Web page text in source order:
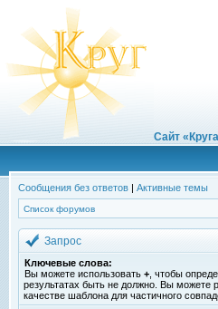
Сайт
Сообщения без ответов | Активные темы
Список форумов
Запрос
Ключевые слова:
Вы можете использовать + , чтобы
результатах быть не должно. Вы можете
качестве шаблона для частичного